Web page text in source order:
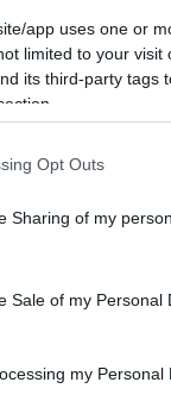
app uses one or
limited to your
its third-party tags
Opt Outs
Sharing of my
Sale of my Personal
my Personal